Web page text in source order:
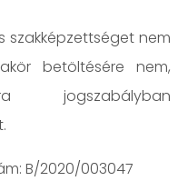
szakképzettséget nem
betöltésére nem,
jogszabályban
B/2020/003047